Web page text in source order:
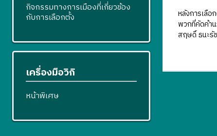
หลังการเลื
พวกที่คัดค้า
สฤษดิ์ ธนะรั
กิจกรรมทางการเมืองที่เกี่ยวข้อง
กับการเลือกตั้ง
เครื่องมือวิกิ
หน้าพิเศษ